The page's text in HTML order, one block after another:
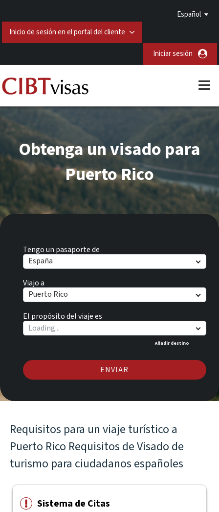
Español
Inicio de sesión en el portal del cliente
Iniciar sesión
Tengo un pasaporte de
España
Viajo a
Puerto Rico
El propósito del viaje es
Añadir destino
ENVIAR
Obtenga un visado para
Puerto Rico
Requisitos para un viaje turístico a
Puerto Rico Requisitos de Visado de
turismo para ciudadanos españoles
Sistema de Citas